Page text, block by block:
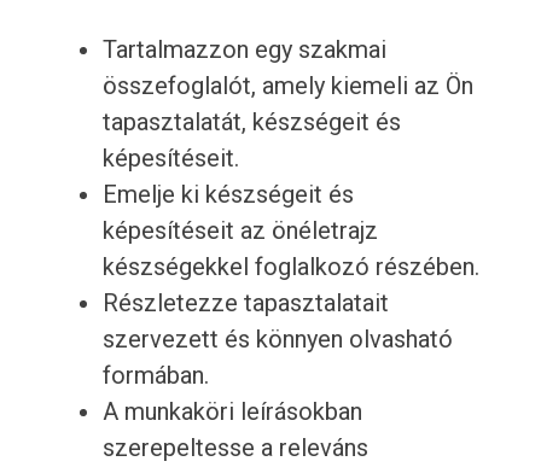
Tartalmazzon egy szakmai
összefoglalót, amely kiemeli az Ön
tapasztalatát, készségeit és
képesítéseit.
Emelje ki készségeit és
képesítéseit az önéletrajz
készségekkel foglalkozó részében.
Részletezze tapasztalatait
szervezett és könnyen olvasható
formában.
A munkaköri leírásokban
szerepeltesse a releváns